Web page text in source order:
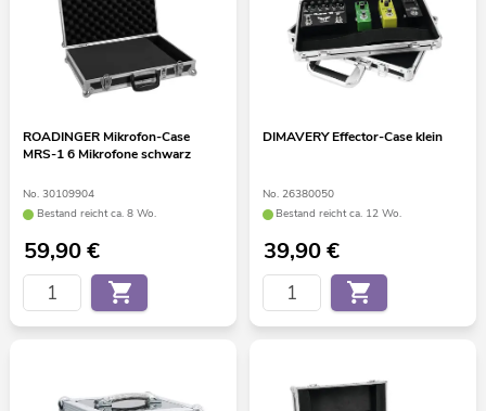
ROADINGER Mikrofon-Case
MRS-1 6 Mikrofone schwarz
No. 30109904
Bestand reicht ca. 8 Wo.
59,90€
DIMAVERY Effector-Case klein
No. 26380050
Bestand reicht ca. 12 Wo.
39,90€